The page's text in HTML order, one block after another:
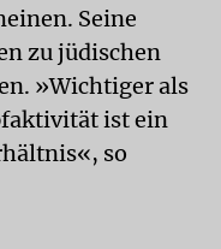
Seine
zu jüdischen
»Wichtiger als
ist ein
so